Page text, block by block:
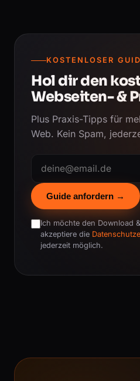
KOSTENLOSER
Hol dir den
Webseiten- &
Plus Praxis-Tipps für
Web. Kein Spam,
Guide anfordern →
Ich möchte den Download
akzeptiere die
jederzeit möglich.